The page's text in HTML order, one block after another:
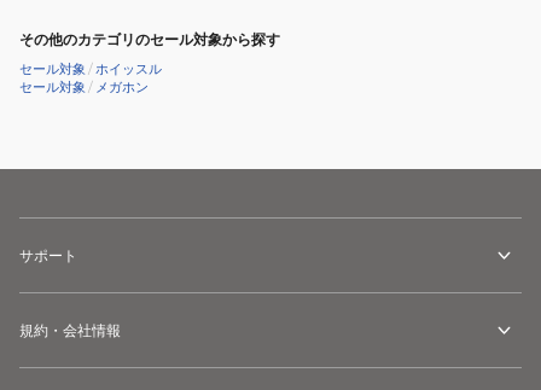
その他のカテゴリのセール対象から探す
セール対象 /ホイッスル
セール対象 / メガホン
サポート
規約・会社情報